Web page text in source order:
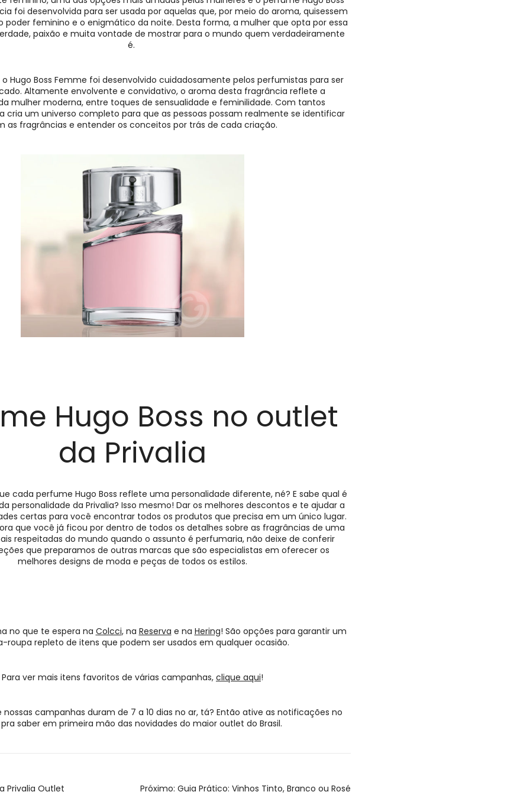
foi desenvolvida para ser usada por aquelas que, por meio do aroma, quisessem
poder feminino e o enigmático da noite. Desta forma, a mulher que opta por essa
paixão e muita vontade de mostrar para o mundo quem verdadeiramente
é.
o Hugo Boss Femme foi desenvolvido cuidadosamente pelos perfumistas para ser
Altamente envolvente e convidativo, o aroma desta fragrância reflete a
mulher moderna, entre toques de sensualidade e feminilidade. Com tantos
cria um universo completo para que as pessoas possam realmente se identificar
as fragrâncias e entender os conceitos por trás de cada criação.
Hugo Boss no outlet
da Privalia
cada perfume Hugo Boss reflete uma personalidade diferente, né? E sabe qual é
personalidade da Privalia? Isso mesmo! Dar os melhores descontos e te ajudar a
certas para você encontrar todos os produtos que precisa em um único lugar.
que você já ficou por dentro de todos os detalhes sobre as fragrâncias de uma
respeitadas do mundo quando o assunto é perfumaria, não deixe de conferir
que preparamos de outras marcas que são especialistas em oferecer os
melhores designs de moda e peças de todos os estilos.
no que te espera na Colcci, na Reserva e na Hering! São opções para garantir um
roupa repleto de itens que podem ser usados em qualquer ocasião.
Para ver mais itens favoritos de várias campanhas, clique aqui!
nossas campanhas duram de 7 a 10 dias no ar, tá? Então ative as notificações no
saber em primeira mão das novidades do maior outlet do Brasil.
Privalia Outlet Próximo: Guia Prático: Vinhos Tinto, Branco ou Rosé